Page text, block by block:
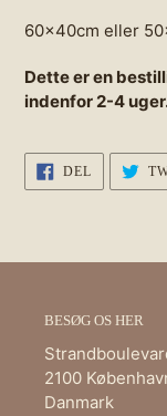
60x40cm eller
Dette er en
indenfor 2-4
DEL
PÅ
BESØG OS HER
2100
Danmark